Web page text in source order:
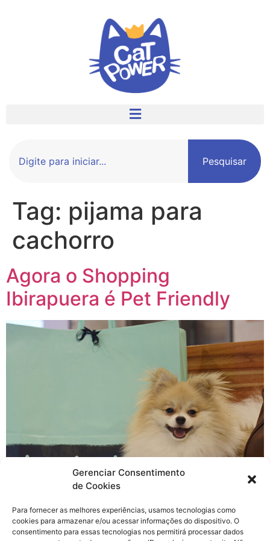
Gerenciar Consentimento
de Cookies
Para fornecer as melhores experiências, usamos tecnologias como
cookies para armazenar e/ou acessar informações do dispositivo. O
consentimento para essas tecnologias nos permitirá processar dados
Pesquisar
Tag: pijama para
cachorro
Agora o Shopping
Ibirapuera é Pet Friendly
Sim, é isso mesmo que você acabou de ler: Agora o
Shopping Ibirapuera é Pet Friendly. Uma grande notícia